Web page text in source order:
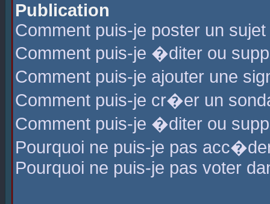
Publication
Comment puis-je poster un
Comment puis-je �diter ou
Comment puis-je ajouter une
Comment puis-je cr�er un
Comment puis-je �diter ou
Pourquoi ne puis-je pas
Pourquoi ne puis-je pas voter